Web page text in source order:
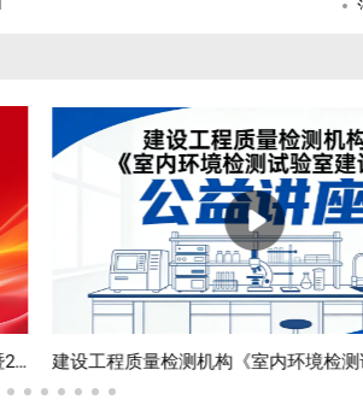
建设工程质量检测机构《室内环境检测试验室建设》公益讲座